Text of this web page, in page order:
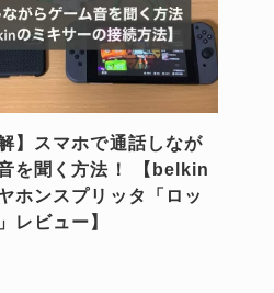
】スマホで通話しなが
を聞く方法！ 【belkin
ホンスプリッタ「ロッ
レビュー】